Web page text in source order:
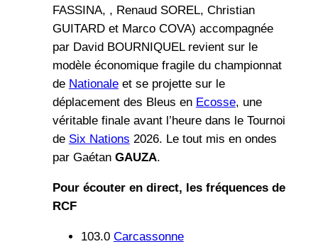
FASSINA, , Renaud SOREL, Christian
GUITARD et Marco COVA) accompagnée
par David BOURNIQUEL revient sur le
modèle économique fragile du championnat
de Nationaleet se projette sur le
déplacement des Bleus en Ecosse, une
véritable finale avant l’heure dans le Tournoi
de Six Nations 2026. Le tout mis en ondes
par Gaétan GAUZA.
Pour écouter en direct, les fréquences de
RCF
103.0 Carcassonne